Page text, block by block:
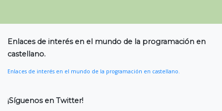
Enlaces de interés en el mundo de la programación en
castellano.
Enlaces de interés en el mundo de la programación en castellano.
¡Síguenos en Twitter!